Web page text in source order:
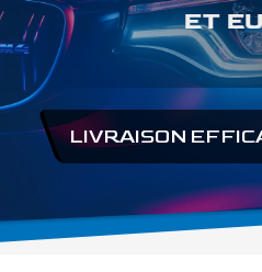
ET
LIVRAISON